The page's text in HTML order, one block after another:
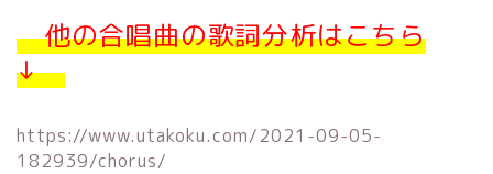
他の合唱曲の歌詞分析はこちら
↓
https://www.utakoku.com/2021-09-05-
182939/chorus/